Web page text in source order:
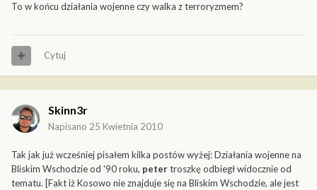
To w końcu działania wojenne czy walka z terroryzmem?
Cytuj
Skinn3r
Napisano 25 Kwietnia 2010
Tak jak już wcześniej pisałem kilka postów wyżej: Działania wojenne na
Bliskim Wschodzie od '90 roku, petertroszkę odbiegł widocznie od
tematu. [Fakt iż Kosowo nie znajduje się na Bliskim Wschodzie, ale jest